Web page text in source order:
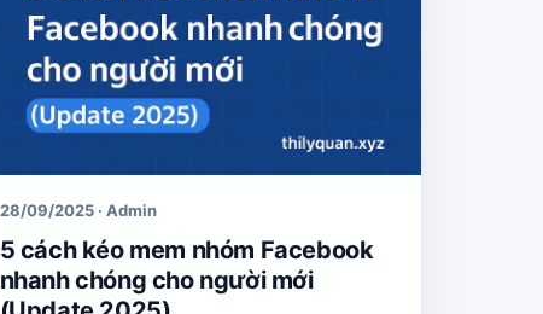
28/09/2025 · Admin
5 cách kéo mem nhóm Facebook
nhanh chóng cho người mới